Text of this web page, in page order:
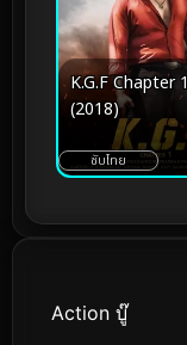
K.G.F Chapter 1
(2018)
ซับไทย
Action บู๊